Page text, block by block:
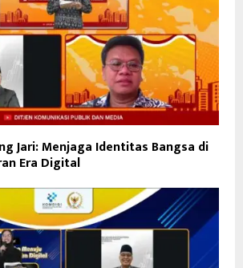
Jari: Menjaga Identitas Bangsa di
Era Digital